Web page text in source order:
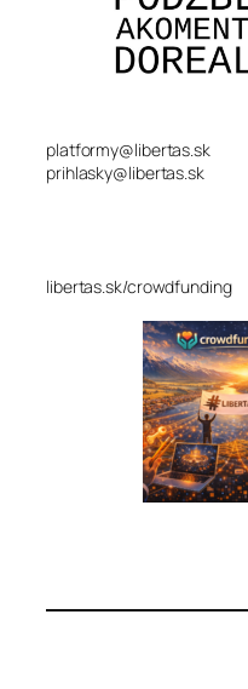
platformy@libertas.sk
prihlasky@libertas.sk
libertas.sk/crowdfunding